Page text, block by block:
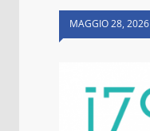
MAGGIO 28, 2026